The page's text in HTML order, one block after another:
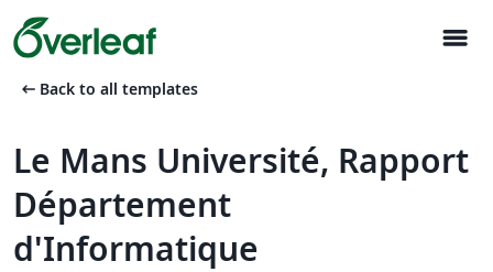
menu
arrow_left_alt Back to all templates
Le Mans Université, Rapport
Département
d'Informatique